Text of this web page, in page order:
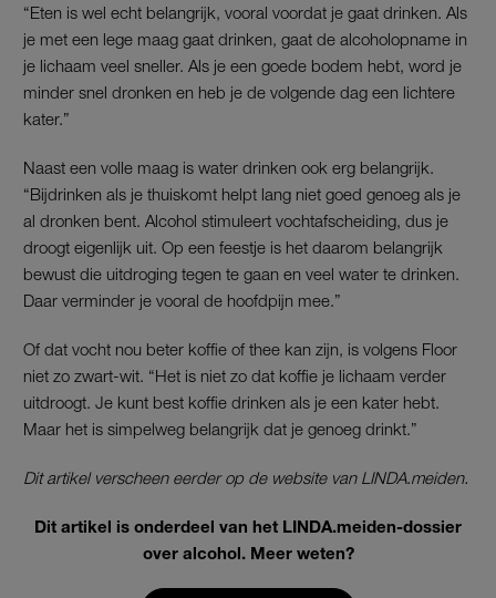
“Eten is wel echt belangrijk, vooral voordat je gaat drinken. Als
je met een lege maag gaat drinken, gaat de alcoholopname in
je lichaam veel sneller. Als je een goede bodem hebt, word je
minder snel dronken en heb je de volgende dag een lichtere
kater.”
Naast een volle maag is water drinken ook erg belangrijk.
“Bijdrinken als je thuiskomt helpt lang niet goed genoeg als je
al dronken bent. Alcohol stimuleert vochtafscheiding, dus je
droogt eigenlijk uit. Op een feestje is het daarom belangrijk
bewust die uitdroging tegen te gaan en veel water te drinken.
Daar verminder je vooral de hoofdpijn mee.”
Of dat vocht nou beter koffie of thee kan zijn, is volgens Floor
niet zo zwart-wit. “Het is niet zo dat koffie je lichaam verder
uitdroogt. Je kunt best koffie drinken als je een kater hebt.
Maar het is simpelweg belangrijk dat je genoeg drinkt.”
Dit artikel verscheen eerder op de website van LINDA.meiden.
Dit artikel is onderdeel van het LINDA.meiden-dossier
over alcohol. Meer weten?